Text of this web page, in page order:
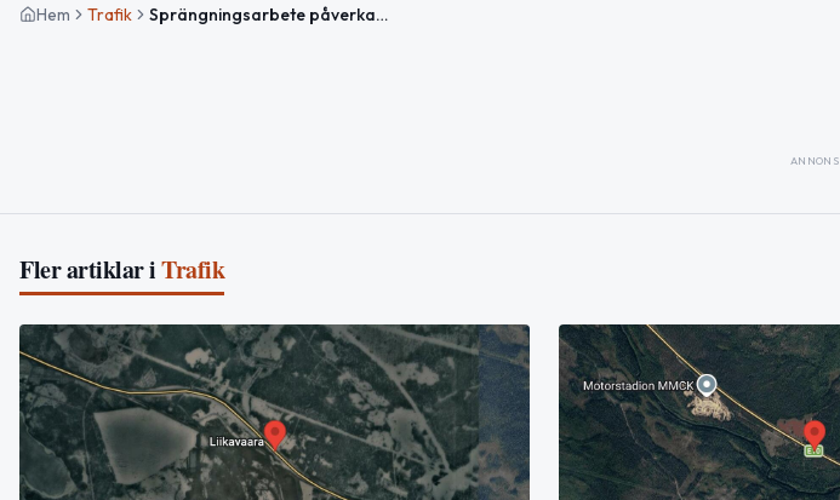
Hem Trafik Sprängningsarbete påverkar E10 mellan Leipojärvi och Linkanjänkkä
ANNONS
Fler artiklar iTrafik